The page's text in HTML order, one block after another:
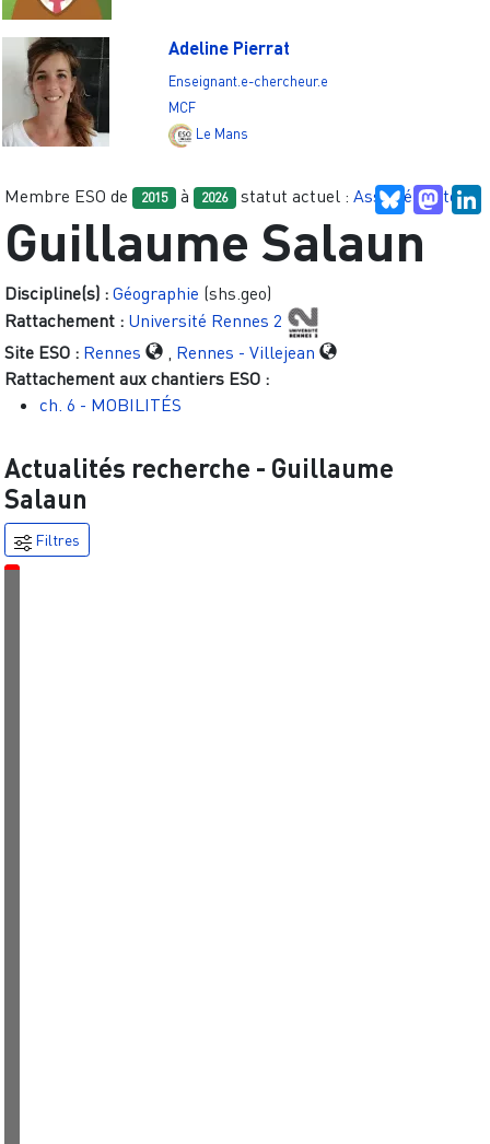
Adeline Pierrat
Enseignant.e-chercheur.e
MCF
Le Mans
Bluesky
Membre ESO de 2015 à 2026 statut actuel :Associé.e site
Guillaume Salaun
Discipline(s) : Géographie (shs.geo)
Rattachement : Université Rennes 2
Site ESO : Rennes , Rennes - Villejean
Rattachement aux chantiers ESO :
ch. 6 - MOBILITÉS
Actualités recherche - Guillaume
Salaun
Filtres